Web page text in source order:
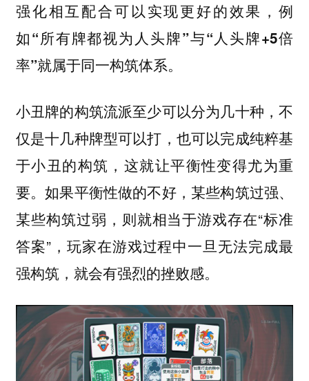
强化相互配合可以实现更好的效果，例
如“所有牌都视为人头牌”与“人头牌+5倍
率”就属于同一构筑体系。
小丑牌的构筑流派至少可以分为几十种，不
仅是十几种牌型可以打，也可以完成纯粹基
于小丑的构筑，这就让平衡性变得尤为重
要。如果平衡性做的不好，某些构筑过强、
某些构筑过弱，则就相当于游戏存在“标准
答案”，玩家在游戏过程中一旦无法完成最
强构筑，就会有强烈的挫败感。